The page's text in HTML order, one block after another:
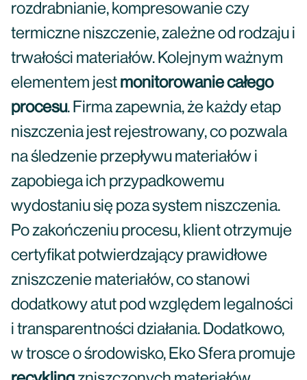
rozdrabnianie, kompresowanie czy
termiczne niszczenie, zależne od rodzaju i
trwałości materiałów. Kolejnym ważnym
elementem jest monitorowanie całego
procesu. Firma zapewnia, że każdy etap
niszczenia jest rejestrowany, co pozwala
na śledzenie przepływu materiałów i
zapobiega ich przypadkowemu
wydostaniu się poza system niszczenia.
Po zakończeniu procesu, klient otrzymuje
certyfikat potwierdzający prawidłowe
zniszczenie materiałów, co stanowi
dodatkowy atut pod względem legalności
i transparentności działania. Dodatkowo,
w trosce o środowisko, Eko Sfera promuje